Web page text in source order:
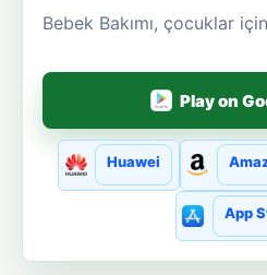
Bebek Bakımı, çocuklar
Play on
Huawei
App